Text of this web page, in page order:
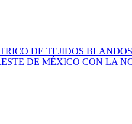
DE TEJIDOS
DE MÉXICO CON LA